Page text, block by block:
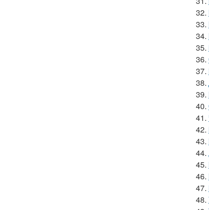
32.
33.
34.
35.
36.
37.
38.
39.
40.
41.
42.
43.
44.
45.
46.
47.
48.